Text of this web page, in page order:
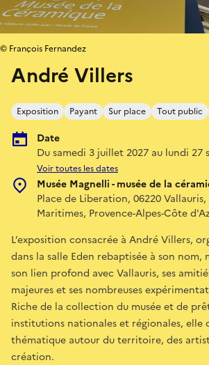
André Villers
Exposition Payant Sur place Tout public
Date
Du samedi 3 juillet 2027 au lundi 27
Voir toutes les dates
Musée Magnelli - musée de la
Place de Liberation, 06220
Maritimes, Provence-Alpes-Côte
© François Fernandez
L’exposition consacrée à André Villers,
dans la salle Eden rebaptisée à son
son lien profond avec Vallauris, ses
majeures et ses nombreuses
Riche de la collection du musée et de
institutions nationales et régionales, elle
thématique autour du territoire, des
création.